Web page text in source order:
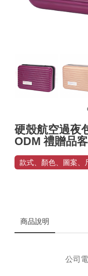
硬殼航空過夜
ODM 禮贈品
款式、顏色、圖案、
商品說明
公司電